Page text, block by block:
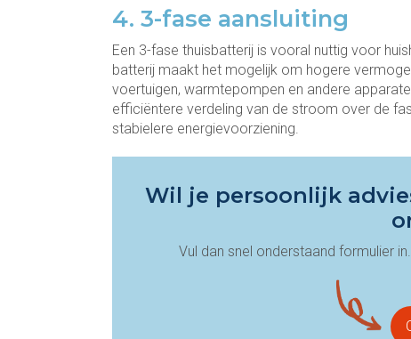
4. 3-fase aansluiting
Een 3-fase thuisbatterij is vooral nuttig voor
batterij maakt het mogelijk om hogere
voertuigen, warmtepompen en andere
efficiëntere verdeling van de stroom over de
stabielere energievoorziening.
Wil je persoonlijk
Vul dan snel onderstaand formulier